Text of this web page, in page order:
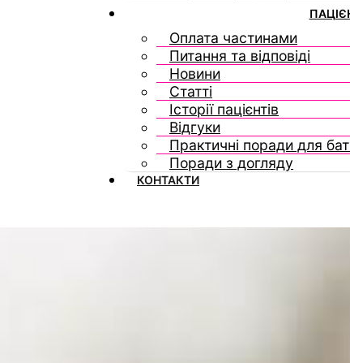
Оплата частинами
Питання та відповіді
Новини
Статті
Історії пацієнтів
Відгуки
Практичні поради для
Поради з догляду
КОНТАКТИ